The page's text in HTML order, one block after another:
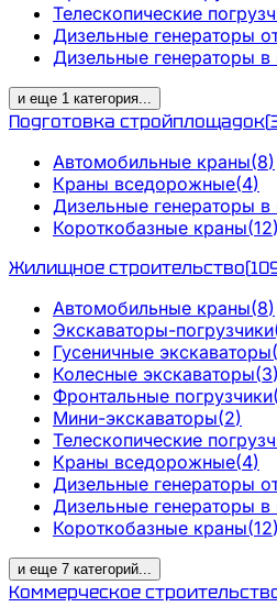
Телескопические
Дизельные генераторы
Дизельные генераторы
и еще 1 категория...
Подготовка стройплощадок(
Автомобильные краны(8)
Краны вседорожные(4)
Дизельные генераторы
Короткобазные краны(12)
Жилищное строительство(
Автомобильные краны(8)
Экскаваторы-погрузчики
Гусеничные экскаваторы(
Колесные экскаваторы(3)
Фронтальные погрузчики(
Мини-экскаваторы(2)
Телескопические
Краны вседорожные(4)
Дизельные генераторы
Дизельные генераторы
Короткобазные краны(12)
и еще 7 категорий...
Коммерческое